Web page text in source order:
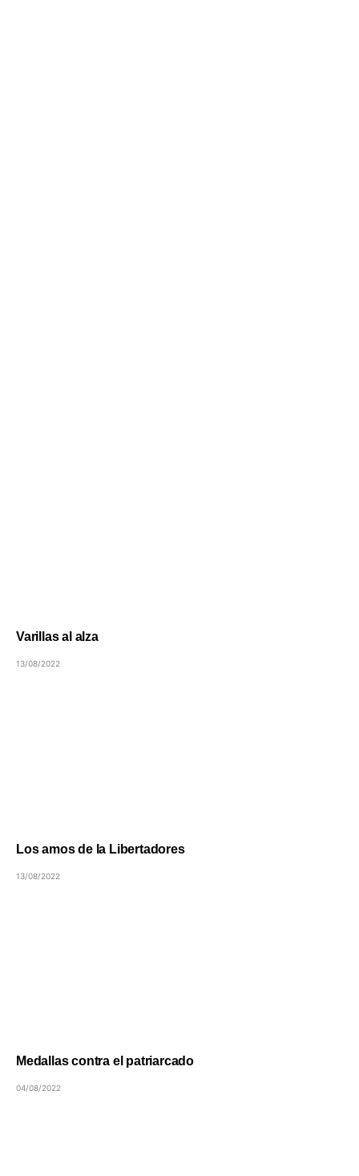
Varillas al alza
13/08/2022
Los amos de la Libertadores
13/08/2022
Medallas contra el patriarcado
04/08/2022